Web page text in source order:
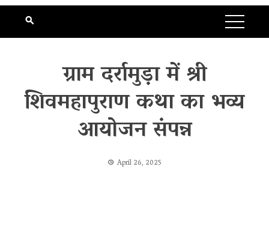
ग्राम दर्रामुड़ा में श्री
शिवमहापुराण कथा का भव्य
आयोजन संपन्न
April 26, 2025